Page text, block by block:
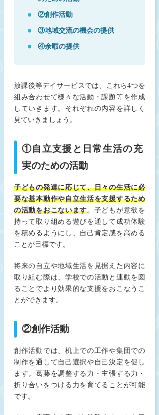
②創作活動
③地域交流の機会の提供
④余暇の提供
放課後等デイサービスでは、これら4つを
組み合わせて様々な活動・課題等を作成
していきます。それぞれの内容を詳しく
見ていきましょう。
①自立支援と日常生活の充
実のための活動
子どもの発達に応じて、日々の生活に必
要な基本動作や自立生活を支援するため
の活動をおこないます。子どもが意欲を
持って取り組める遊びを通して成功体験
を積めるようにし、自己肯定感を高める
ことが目標です。
将来の自立や地域生活を見据えた内容に
取り組む際は、学校での活動と連動を図
ることでより効果的な支援をおこなうこ
とができます。
②創作活動
創作活動では、机上での工作や集団での
制作を通して自己選択や自己決定を促し
ます。葛藤を調整する力・主張する力・
折り合いをつける力を育てることが可能
です。